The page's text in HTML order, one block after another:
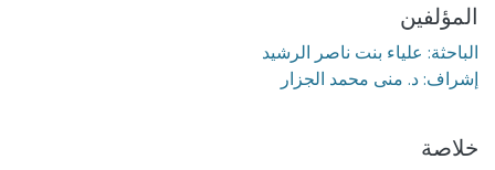
المؤلفين
الباحثة: علياء بنت ناصر الرشيد
إشراف: د. منى محمد الجزار
خلاصة